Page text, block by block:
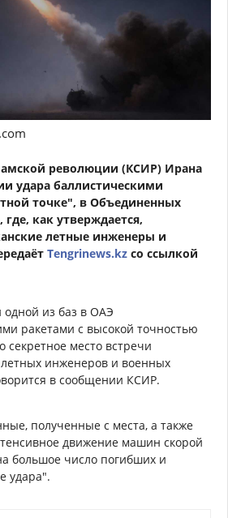
революции (КСИР) Ирана
удара баллистическими
точке", в Объединенных
как утверждается,
летные инженеры и
Tengrinews.kz со ссылкой
одной из баз в ОАЭ
ракетами с высокой точностью
секретное место встречи
инженеров и военных
в сообщении КСИР.
полученные с места, а также
движение машин скорой
большое число погибших и
удара".